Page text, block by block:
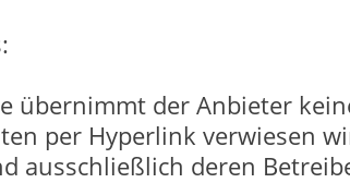
übernimmt der Anbieter
per Hyperlink verwiesen
ausschließlich deren